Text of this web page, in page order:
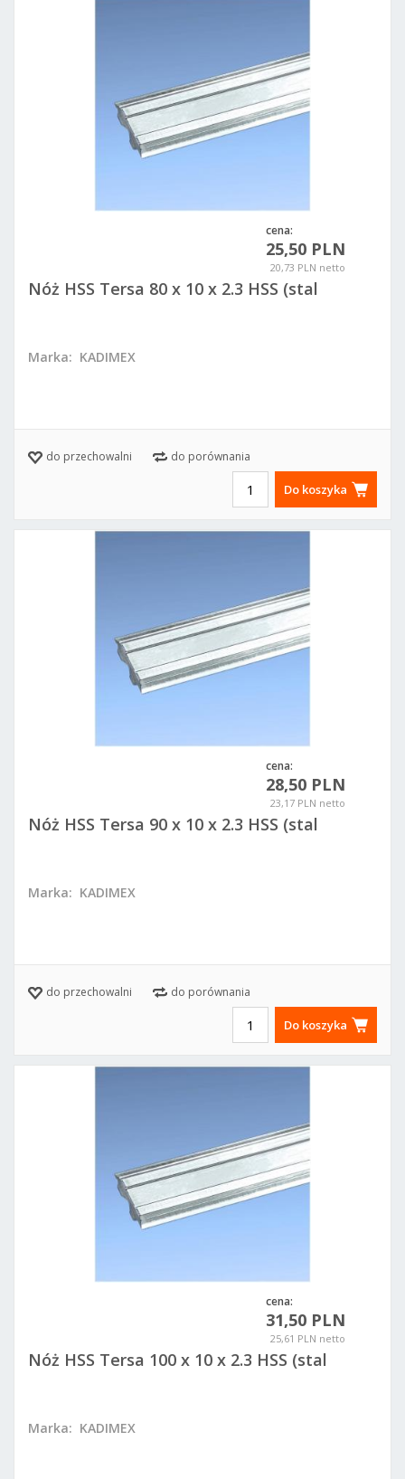
cena:
25,50 PLN
20,73 PLN netto
Nóż HSS Tersa 80 x 10 x 2.3 HSS (stal
Marka: KADIMEX
do przechowalni do porównania
Do koszyka
cena:
28,50 PLN
23,17 PLN netto
Nóż HSS Tersa 90 x 10 x 2.3 HSS (stal
Marka: KADIMEX
do przechowalni do porównania
Do koszyka
cena:
31,50 PLN
25,61 PLN netto
Nóż HSS Tersa 100 x 10 x 2.3 HSS (stal
Marka: KADIMEX